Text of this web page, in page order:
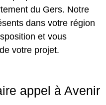
du Gers. Notre
dans votre région
et vous
votre projet.
appel à Avenir